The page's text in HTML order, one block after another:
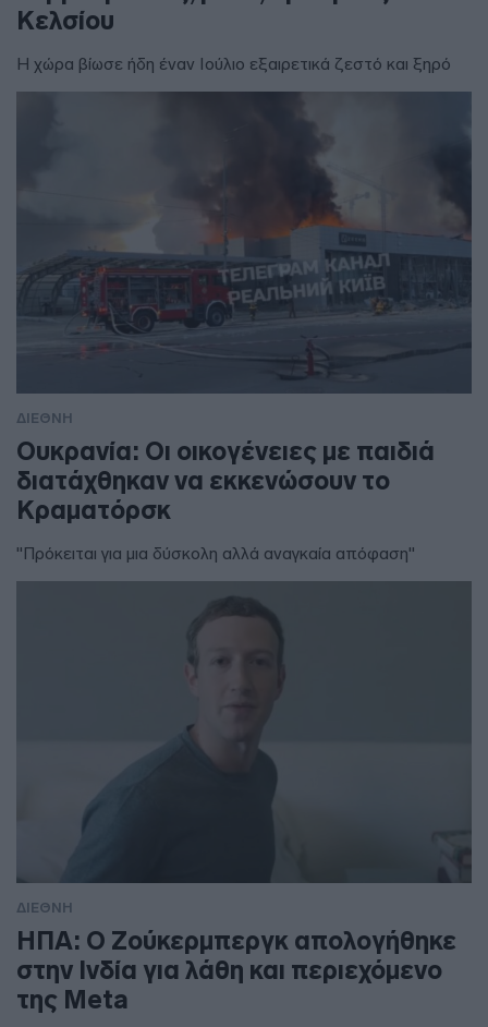
Κελσίου
Η χώρα βίωσε ήδη έναν Ιούλιο εξαιρετικά ζεστό και ξηρό
ΔΙΕΘΝΗ
Ουκρανία: Οι οικογένειες με παιδιά
διατάχθηκαν να εκκενώσουν το
Κραματόρσκ
"Πρόκειται για μια δύσκολη αλλά αναγκαία απόφαση"
ΔΙΕΘΝΗ
ΗΠΑ: Ο Ζούκερμπεργκ απολογήθηκε
στην Ινδία για λάθη και περιεχόμενο
της Meta